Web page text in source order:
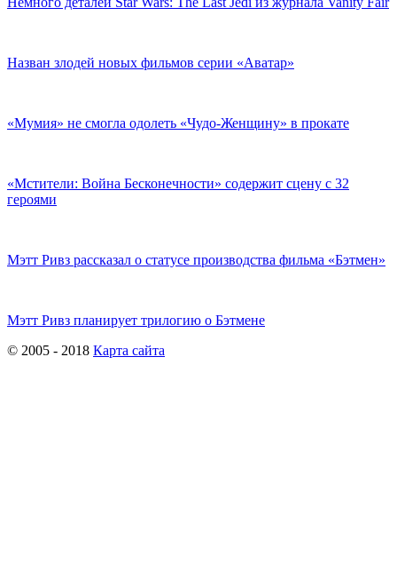
Назван злодей новых фильмов серии «Аватар»
«Мумия» не смогла одолеть «Чудо-Женщину» в прокате
«Мстители: Война Бесконечности» содержит сцену с 32
героями
Мэтт Ривз рассказал о статусе производства фильма «Бэтмен»
Мэтт Ривз планирует трилогию о Бэтмене
© 2005 - 2018 Карта сайта